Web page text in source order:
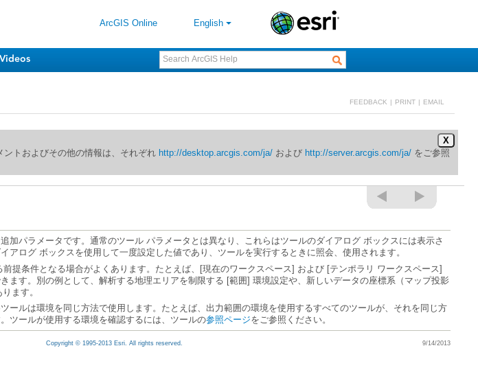
ArcGIS Online English
Videos
FEEDBACK | PRINT | EMAIL
X
トおよびその他の情報は、それぞれ http://desktop.arcgis.com/ja/および http://server.arcgis.com/ja/
アログ ボックスを使用して一度設定した値であり、ツールを実行するときに照会、使用されます。
ます。
ツールが使用する環境を確認するには、ツールの参照ページをご参照ください。
Copyright © 1995-2013 Esri. All rights reserved. 9/14/2013